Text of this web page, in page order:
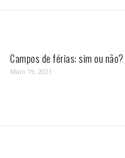
Campos de férias: sim ou não?
Maio 19, 2021